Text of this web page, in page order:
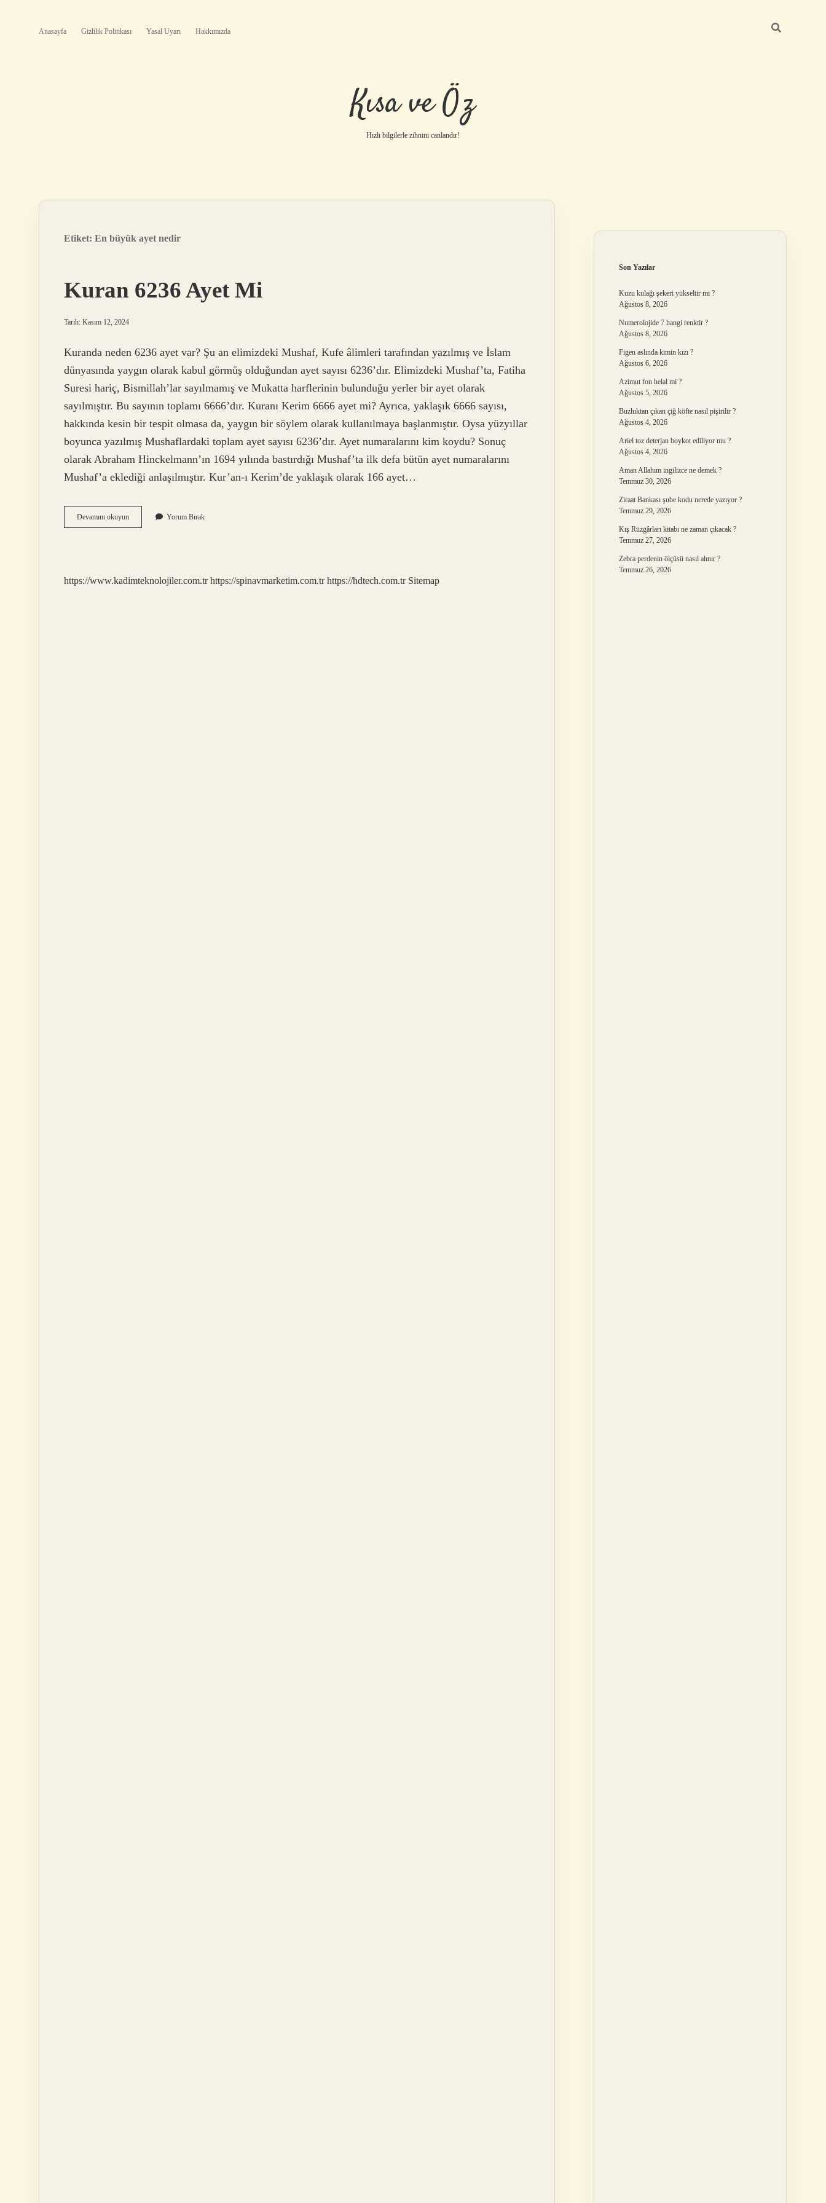
Anasayfa Gizlilik Politikası Yasal Uyarı Hakkımızda
Kısa ve Öz
Hızlı bilgilerle zihnini canlandır!
Etiket: En büyük ayet nedir
Kuran 6236 Ayet Mi
Tarih: Kasım 12, 2024
Kuranda neden 6236 ayet var? Şu an elimizdeki Mushaf, Kufe âlimleri tarafından yazılmış ve İslam
dünyasında yaygın olarak kabul görmüş olduğundan ayet sayısı 6236’dır. Elimizdeki Mushaf’ta, Fatiha
Suresi hariç, Bismillah’lar sayılmamış ve Mukatta harflerinin bulunduğu yerler bir ayet olarak
sayılmıştır. Bu sayının toplamı 6666’dır. Kuranı Kerim 6666 ayet mi? Ayrıca, yaklaşık 6666 sayısı,
hakkında kesin bir tespit olmasa da, yaygın bir söylem olarak kullanılmaya başlanmıştır. Oysa yüzyıllar
boyunca yazılmış Mushaflardaki toplam ayet sayısı 6236’dır. Ayet numaralarını kim koydu? Sonuç
olarak Abraham Hinckelmann’ın 1694 yılında bastırdığı Mushaf’ta ilk defa bütün ayet numaralarını
Mushaf’a eklediği anlaşılmıştır. Kur’an-ı Kerim’de yaklaşık olarak 166 ayet…
Devamını okuyunKuran
6236
Yorum Bırak
https://www.kadimteknolojiler.com.tr https://spinavmarketim.com.tr https://hdtech.com.tr Sitemap
Son Yazılar
Kuzu kulağı şekeri yükseltir mi ?
Ağustos 8, 2026
Numerolojide 7 hangi renktir ?
Ağustos 8, 2026
Figen aslında kimin kızı ?
Ağustos 6, 2026
Azimut fon helal mi ?
Ağustos 5, 2026
Buzluktan çıkan çiğ köfte nasıl pişirilir ?
Ağustos 4, 2026
Ariel toz deterjan boykot ediliyor mu ?
Ağustos 4, 2026
Aman Allahım ingilizce ne demek ?
Temmuz 30, 2026
Ziraat Bankası şube kodu nerede yazıyor ?
Temmuz 29, 2026
Kış Rüzgârları kitabı ne zaman çıkacak ?
Temmuz 27, 2026
Zebra perdenin ölçüsü nasıl alınır ?
Temmuz 26, 2026